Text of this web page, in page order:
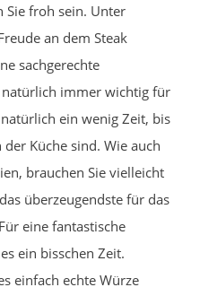
Sie froh sein. Unter
an dem Steak
sachgerechte
immer wichtig für
ein wenig Zeit, bis
Küche sind. Wie auch
brauchen Sie vielleicht
überzeugendste für das
eine fantastische
ein bisschen Zeit.
einfach echte Würze